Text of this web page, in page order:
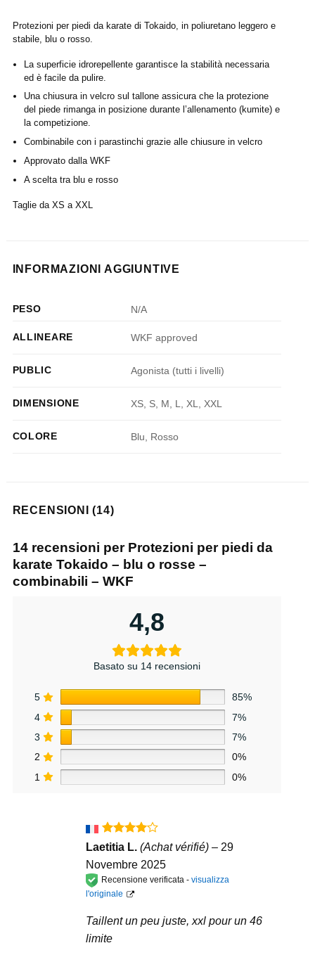
Protezioni per piedi da karate di Tokaido, in poliuretano leggero e
stabile, blu o rosso.
La superficie idrorepellente garantisce la stabilità necessaria
ed è facile da pulire.
Una chiusura in velcro sul tallone assicura che la protezione
del piede rimanga in posizione durante l’allenamento (kumite) e
la competizione.
Combinabile con i parastinchi grazie alle chiusure in velcro
Approvato dalla WKF
A scelta tra blu e rosso
Taglie da XS a XXL
INFORMAZIONI AGGIUNTIVE
PESO N/A
ALLINEARE WKF approved
PUBLIC Agonista (tutti i livelli)
DIMENSIONE XS, S, M, L, XL, XXL
COLORE Blu, Rosso
RECENSIONI (14)
14 recensioni per Protezioni per piedi da
karate Tokaido – blu o rosse –
combinabili – WKF
4,8
Basato su 14 recensioni
5
85%
4
7%
3
7%
2
0%
1
0%
Valutato
Laetitia L.(Achat vérifié) – 29
Novembre 2025
Recensione verificata -visualizza
l'originale
Taillent un peu juste, xxl pour un 46
limite